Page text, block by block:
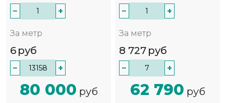
− +
За метр
6 руб
− +
80 000 руб
− +
За метр
8 727 руб
− +
62 790 руб